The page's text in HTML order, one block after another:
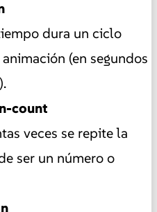
dura un ciclo
(en segundos
count
veces se repite la
ser un número o